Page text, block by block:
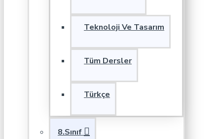
Teknoloji Ve Tasarım
Tüm Dersler
Türkçe
8.Sınıf